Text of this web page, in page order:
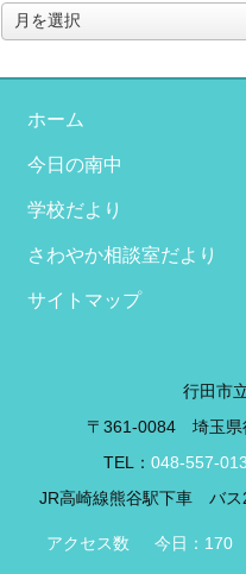
ア
ー
イ
ホーム
今日の南中
学校だより
さわやか相談室だより
サイトマップ
行田市
〒361-0084 埼玉県
TEL： 048-557-
JR高崎線熊谷駅下車 バス